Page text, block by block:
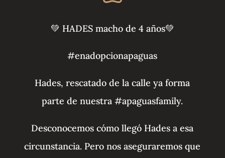
💚 HADES macho de 4 años💚
#enadopcionapaguas
Hades, rescatado de la calle ya forma
parte de nuestra #apaguasfamily.
Desconocemos cómo llegó Hades a esa
circunstancia. Pero nos aseguraremos que